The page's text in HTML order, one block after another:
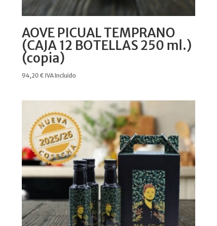
AOVE PICUAL TEMPRANO
(CAJA 12 BOTELLAS 250 ml.)
(copia)
94,20 € IVA Incluido